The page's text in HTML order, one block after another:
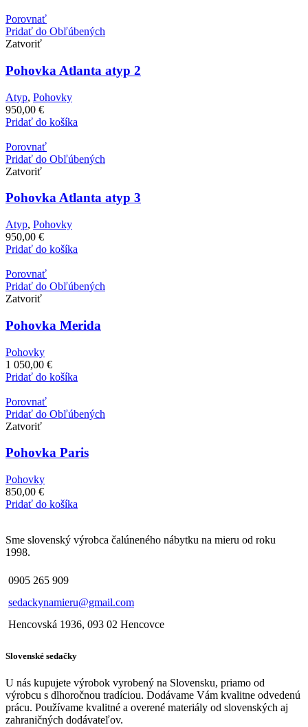
Porovnať
Pridať do Obľúbených
Zatvoriť
Pohovka Atlanta atyp 2
Atyp, Pohovky
950,00 €
Pridať do košíka
Porovnať
Pridať do Obľúbených
Zatvoriť
Pohovka Atlanta atyp 3
Atyp, Pohovky
950,00 €
Pridať do košíka
Porovnať
Pridať do Obľúbených
Zatvoriť
Pohovka Merida
Pohovky
1 050,00 €
Pridať do košíka
Porovnať
Pridať do Obľúbených
Zatvoriť
Pohovka Paris
Pohovky
850,00 €
Pridať do košíka
Sme slovenský výrobca čalúneného nábytku na mieru od roku
1998.
0905 265 909
sedackynamieru@gmail.com
Hencovská 1936, 093 02 Hencovce
Slovenské sedačky
U nás kupujete výrobok vyrobený na Slovensku, priamo od
výrobcu s dlhoročnou tradíciou. Dodávame Vám kvalitne odvedenú
prácu. Používame kvalitné a overené materiály od slovenských aj
zahraničných dodávateľov.